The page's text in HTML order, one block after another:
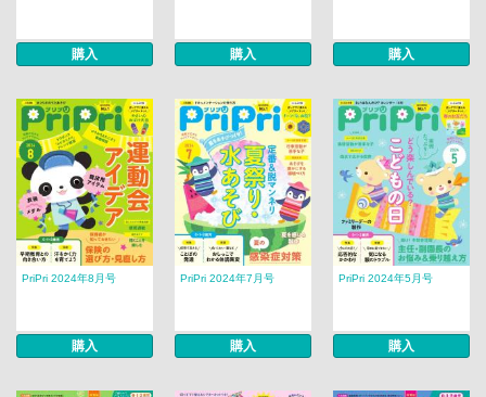
購入 購入 購入
PriPri 2024年8月号
購入
PriPri 2024年7月号
購入
PriPri 2024年5月号
購入